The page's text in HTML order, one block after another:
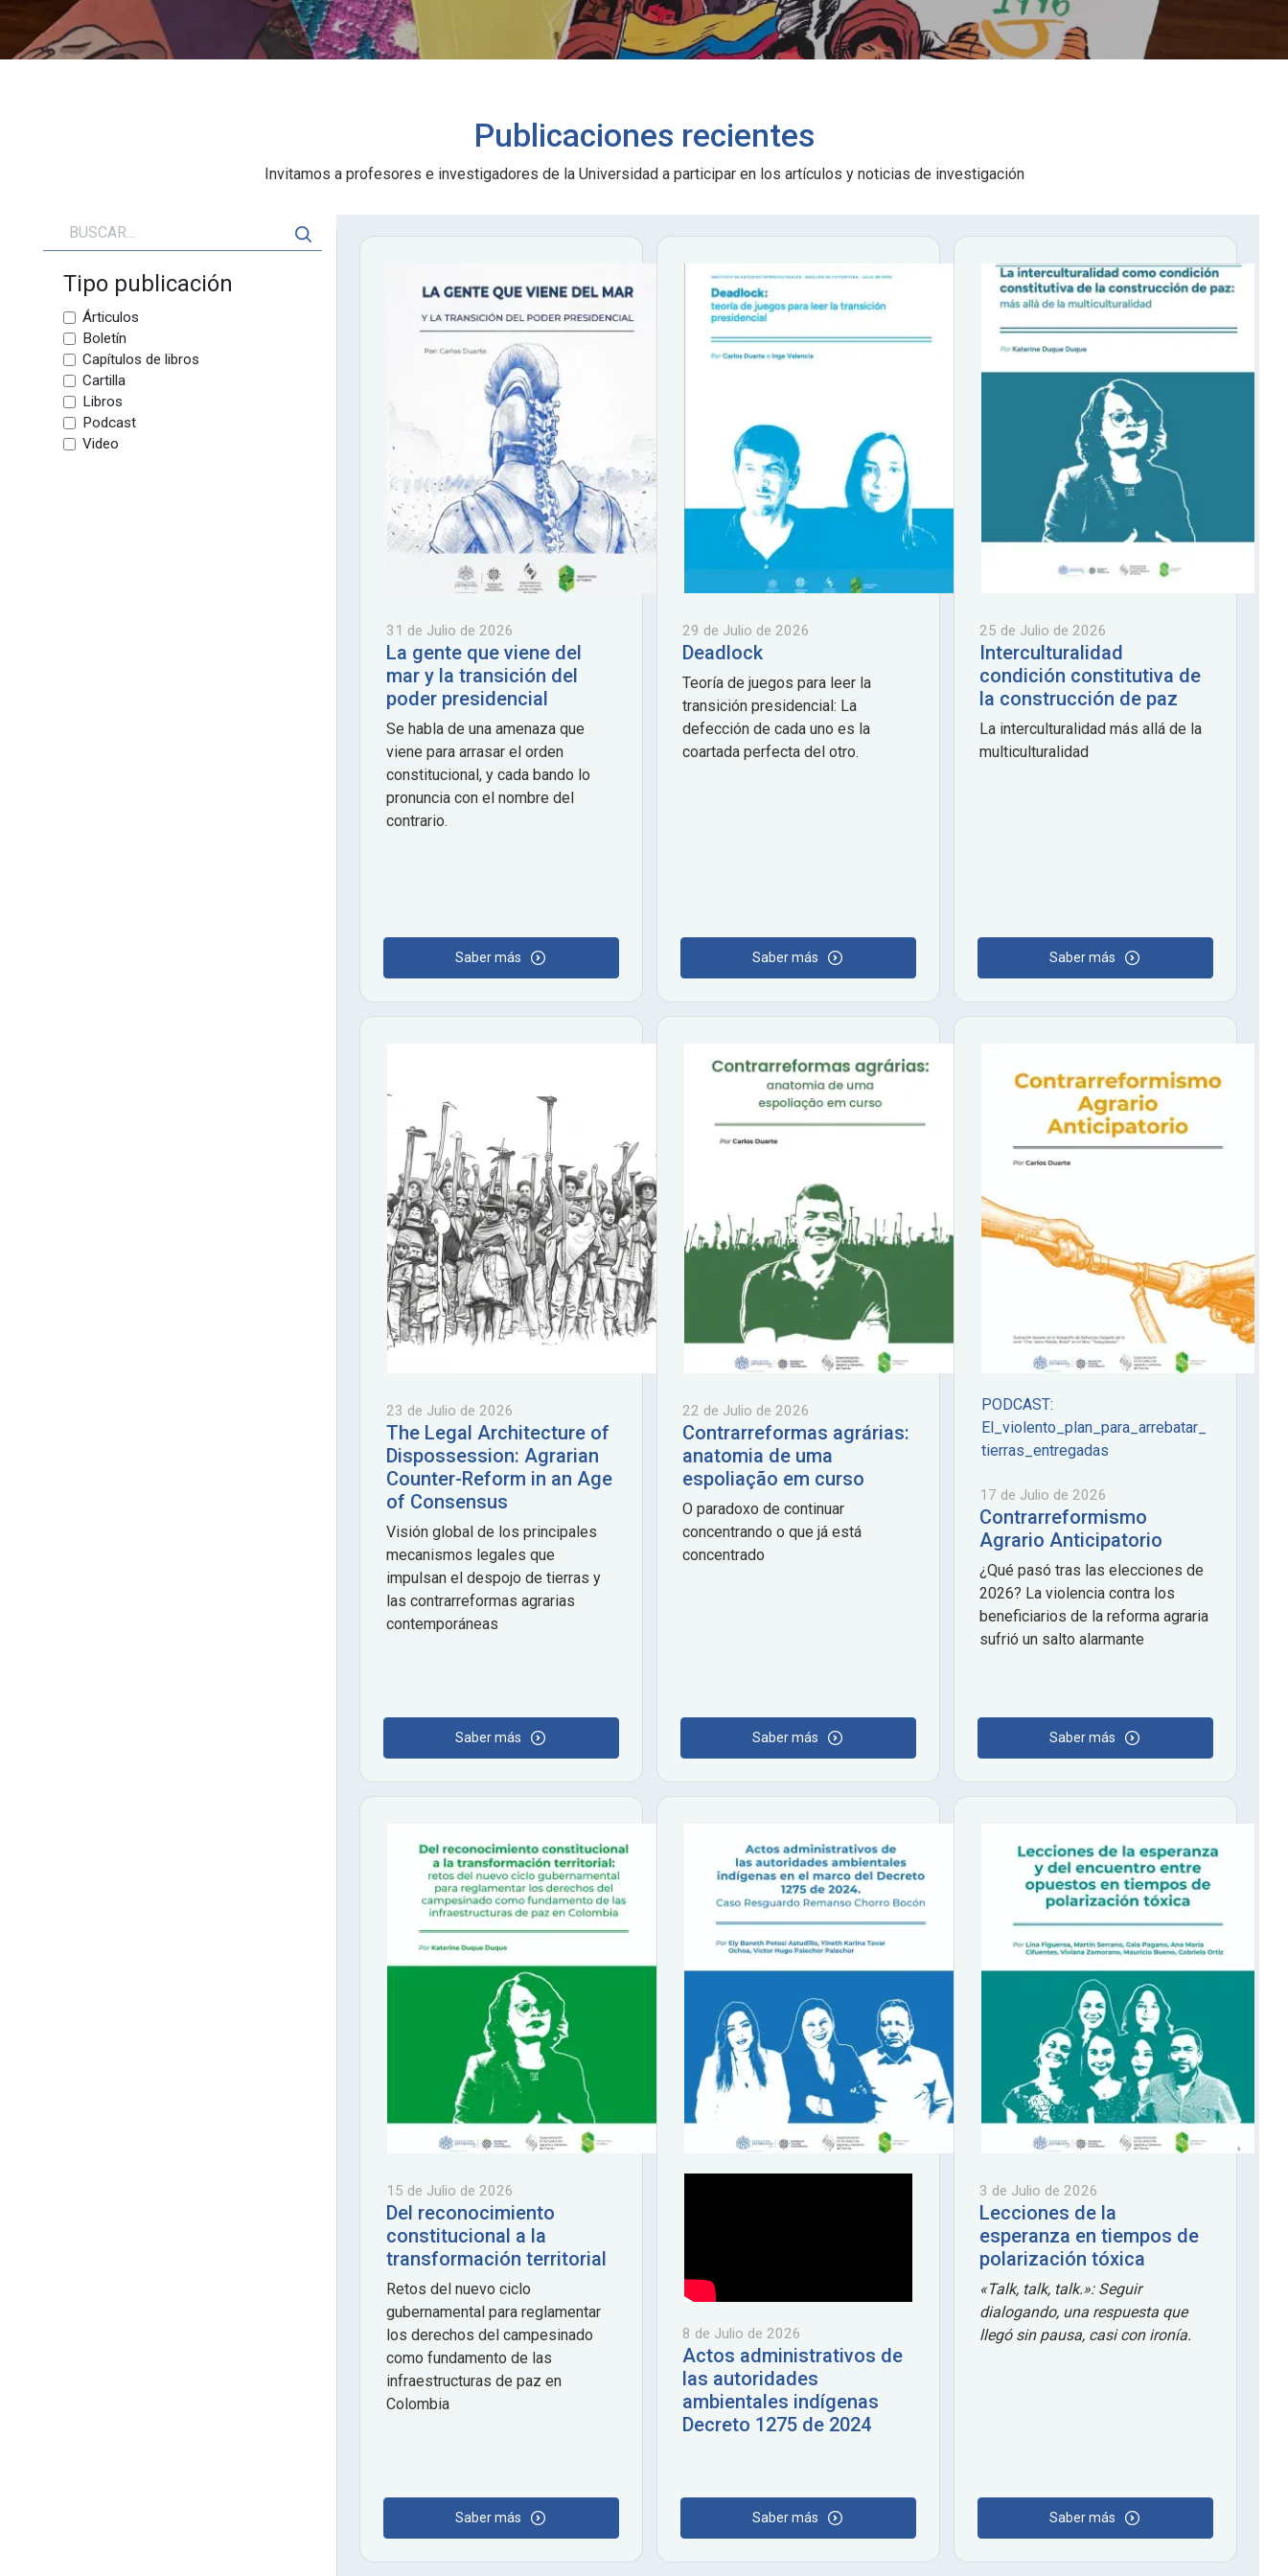
Publicaciones recientes
Invitamos a profesores e investigadores de la Universidad a participar en los artículos y noticias de investigación
Tipo publicación
Árticulos
Boletín
Capítulos de libros
Cartilla
Libros
Podcast
Video
31 de Julio de 2026
La gente que viene del
mar y la transición del
poder presidencial
Se habla de una amenaza que
viene para arrasar el orden
constitucional, y cada bando lo
pronuncia con el nombre del
contrario.
Saber más
29 de Julio de 2026
Deadlock
Teoría de juegos para leer la
transición presidencial: La
defección de cada uno es la
coartada perfecta del otro.
Saber más
25 de Julio de 2026
Interculturalidad
condición constitutiva de
la construcción de paz
La interculturalidad más allá de la
multiculturalidad
Saber más
23 de Julio de 2026
The Legal Architecture of
Dispossession: Agrarian
Counter-Reform in an Age
of Consensus
Visión global de los principales
mecanismos legales que
impulsan el despojo de tierras y
las contrarreformas agrarias
contemporáneas
Saber más
22 de Julio de 2026
Contrarreformas agrárias:
anatomia de uma
espoliação em curso
O paradoxo de continuar
concentrando o que já está
concentrado
Saber más
PODCAST:
El_violento_plan_para_arrebatar_
tierras_entregadas
17 de Julio de 2026
Contrarreformismo
Agrario Anticipatorio
¿Qué pasó tras las elecciones de
2026? La violencia contra los
beneficiarios de la reforma agraria
sufrió un salto alarmante
Saber más
15 de Julio de 2026
Del reconocimiento
constitucional a la
transformación territorial
Retos del nuevo ciclo
gubernamental para reglamentar
los derechos del campesinado
como fundamento de las
infraestructuras de paz en
Colombia
Saber más
8 de Julio de 2026
Actos administrativos de
las autoridades
ambientales indígenas
Decreto 1275 de 2024
Saber más
3 de Julio de 2026
Lecciones de la
esperanza en tiempos de
polarización tóxica
«Talk, talk, talk.»: Seguir
dialogando, una respuesta que
llegó sin pausa, casi con ironía.
Saber más